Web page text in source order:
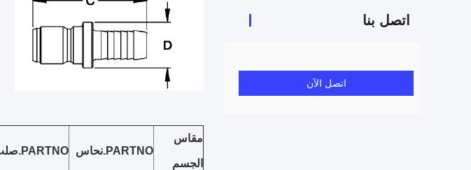
اتصل بنا
اتصل الآن
مقاس
الجسم
PARTNO.نحاس PARTNO.صلب